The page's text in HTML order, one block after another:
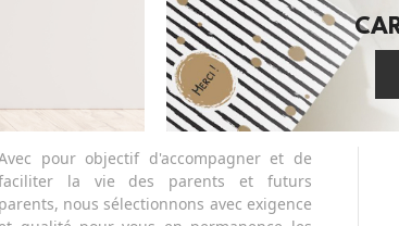
pour objectif d'accompagner et de
la vie des parents et futurs
parents, nous sélectionnons avec exigence